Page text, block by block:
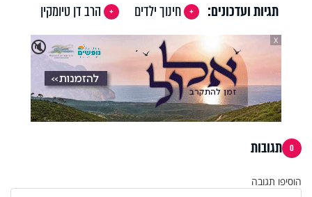
תגיות ועדכונים: חינוך ילדים
הרב דן טיומקין
🔇
X
0 תגובות
הוסיפו תגובה